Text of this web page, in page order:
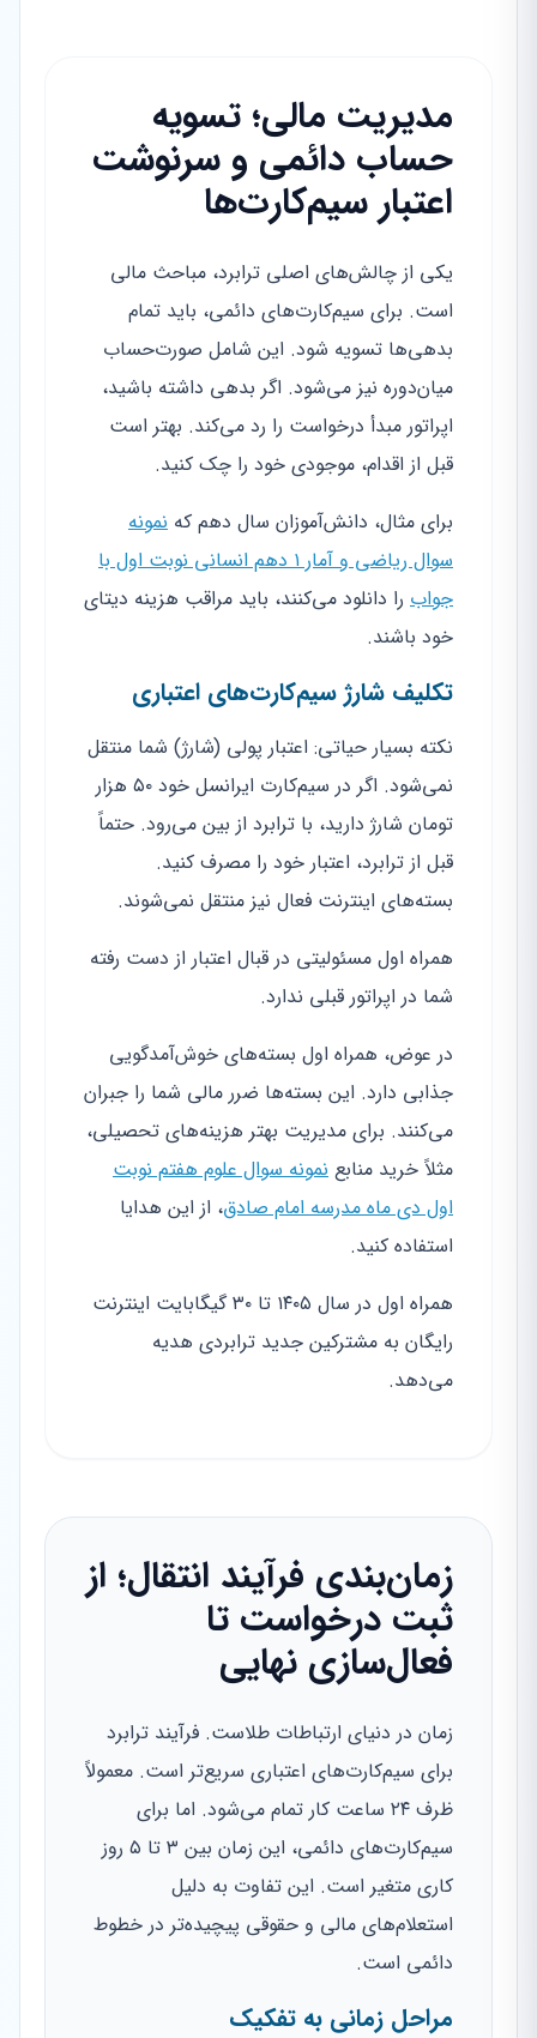
مدیریت مالی؛ تسویه
حساب دائمی و سرنوشت
اعتبار سیم‌کارت‌ها
یکی از چالش‌های اصلی ترابرد، مباحث مالی
است. برای سیم‌کارت‌های دائمی، باید تمام
بدهی‌ها تسویه شود. این شامل صورت‌حساب
میان‌دوره نیز می‌شود. اگر بدهی داشته باشید،
اپراتور مبدأ درخواست را رد می‌کند. بهتر است
قبل از اقدام، موجودی خود را چک کنید.
برای مثال، دانش‌آموزان سال دهم که نمونه
سوال ریاضی و آمار ۱ دهم انسانی نوبت اول با
جواب را دانلود می‌کنند، باید مراقب هزینه دیتای
خود باشند.
تکلیف شارژ سیم‌کارت‌های اعتباری
نکته بسیار حیاتی: اعتبار پولی (شارژ) شما منتقل
نمی‌شود. اگر در سیم‌کارت ایرانسل خود ۵۰ هزار
تومان شارژ دارید، با ترابرد از بین می‌رود. حتماً
قبل از ترابرد، اعتبار خود را مصرف کنید.
بسته‌های اینترنت فعال نیز منتقل نمی‌شوند.
همراه اول مسئولیتی در قبال اعتبار از دست رفته
شما در اپراتور قبلی ندارد.
در عوض، همراه اول بسته‌های خوش‌آمدگویی
جذابی دارد. این بسته‌ها ضرر مالی شما را جبران
می‌کنند. برای مدیریت بهتر هزینه‌های تحصیلی،
مثلاً خرید منابع نمونه سوال علوم هفتم نوبت
اول دی ماه مدرسه امام صادق، از این هدایا
استفاده کنید.
همراه اول در سال ۱۴۰۵ تا ۳۰ گیگابایت اینترنت
رایگان به مشترکین جدید ترابردی هدیه
می‌دهد.
زمان‌بندی فرآیند انتقال؛ از
ثبت درخواست تا
فعال‌سازی نهایی
زمان در دنیای ارتباطات طلاست. فرآیند ترابرد
برای سیم‌کارت‌های اعتباری سریع‌تر است. معمولاً
ظرف ۲۴ ساعت کار تمام می‌شود. اما برای
سیم‌کارت‌های دائمی، این زمان بین ۳ تا ۵ روز
کاری متغیر است. این تفاوت به دلیل
استعلام‌های مالی و حقوقی پیچیده‌تر در خطوط
دائمی است.
مراحل زمانی به تفکیک